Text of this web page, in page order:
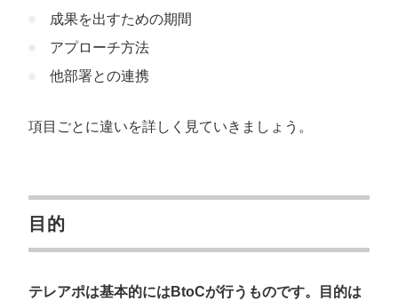
成果を出すための期間
アプローチ方法
他部署との連携
項目ごとに違いを詳しく見ていきましょう。
目的
テレアポは基本的にはBtoCが行うものです。目的は